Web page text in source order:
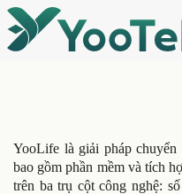
YooLife là giải pháp
bao gồm phần mềm và tích
trên ba trụ cột công nghệ: